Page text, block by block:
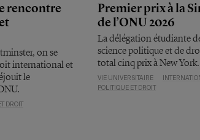
rencontre
on se
international et
le
DROIT
Premier prix à la
de l’ONU 2026
La délégation étudiante
science politique et de
total cinq prix à New York.
VIE UNIVERSITAIRE
POLITIQUE ET DROIT